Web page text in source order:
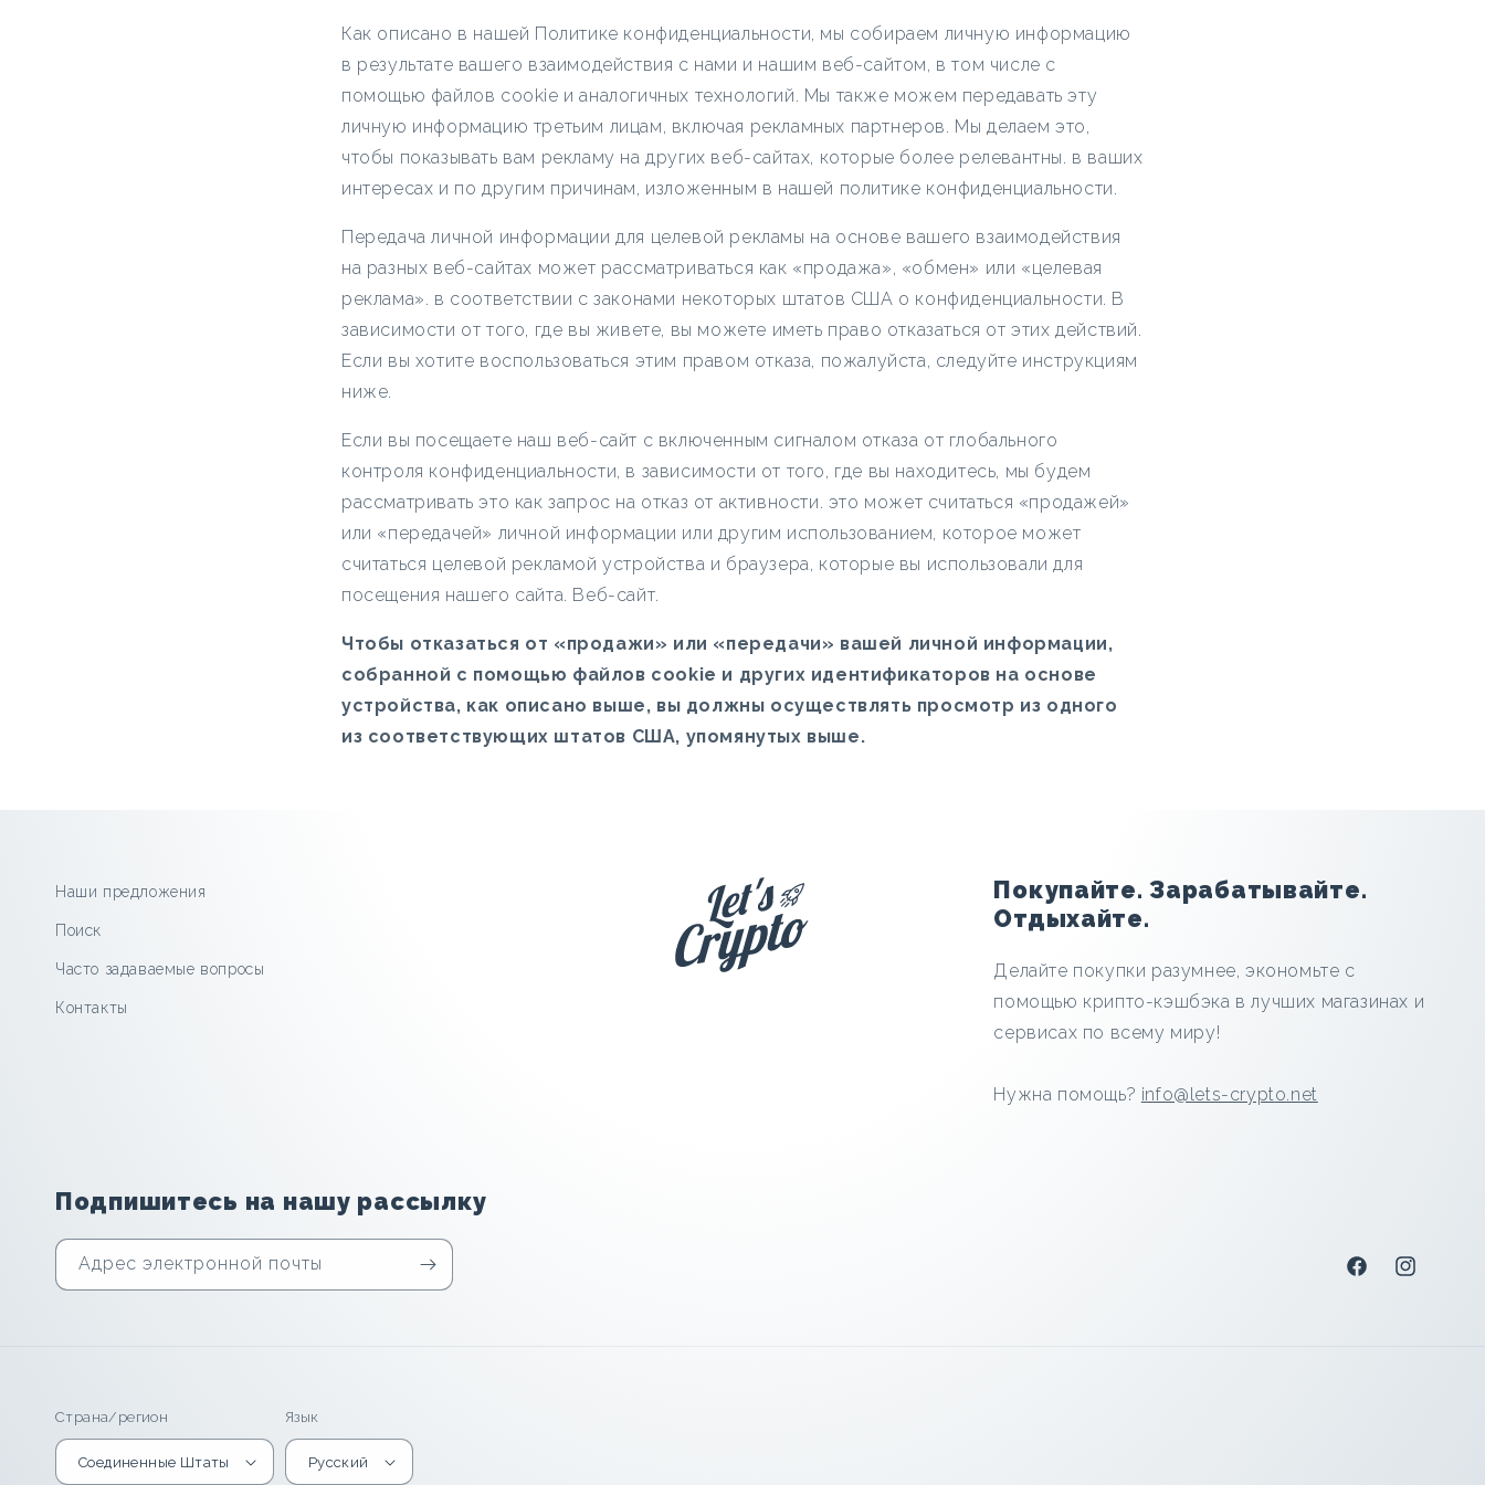
о
н
Как описано в нашей Политике конфиденциальности, мы собираем личную информацию
в результате вашего взаимодействия с нами и нашим веб-сайтом, в том числе с
помощью файлов cookie и аналогичных технологий. Мы также можем передавать эту
личную информацию третьим лицам, включая рекламных партнеров. Мы делаем это,
чтобы показывать вам рекламу на других веб-сайтах, которые более релевантны. в ваших
интересах и по другим причинам, изложенным в нашей политике конфиденциальности.
Передача личной информации для целевой рекламы на основе вашего взаимодействия
на разных веб-сайтах может рассматриваться как «продажа», «обмен» или «целевая
реклама». в соответствии с законами некоторых штатов США о конфиденциальности. В
зависимости от того, где вы живете, вы можете иметь право отказаться от этих действий.
Если вы хотите воспользоваться этим правом отказа, пожалуйста, следуйте инструкциям
ниже.
Если вы посещаете наш веб-сайт с включенным сигналом отказа от глобального
контроля конфиденциальности, в зависимости от того, где вы находитесь, мы будем
рассматривать это как запрос на отказ от активности. это может считаться «продажей»
или «передачей» личной информации или другим использованием, которое может
считаться целевой рекламой устройства и браузера, которые вы использовали для
посещения нашего сайта. Веб-сайт.
Чтобы отказаться от «продажи» или «передачи» вашей личной информации,
собранной с помощью файлов cookie и других идентификаторов на основе
устройства, как описано выше, вы должны осуществлять просмотр из одного
из соответствующих штатов США, упомянутых выше.
Наши предложения
Поиск
Часто задаваемые вопросы
Контакты
Покупайте. Зарабатывайте.
Отдыхайте.
Делайте покупки разумнее, экономьте с
помощью крипто-кэшбэка в лучших магазинах и
сервисах по всему миру!
Нужна помощь? info@lets-crypto.net
Подпишитесь на нашу рассылку
Адрес электронной почты
FacebookInstagram
Страна/регион
Соединенные Штаты
Язык
Русский